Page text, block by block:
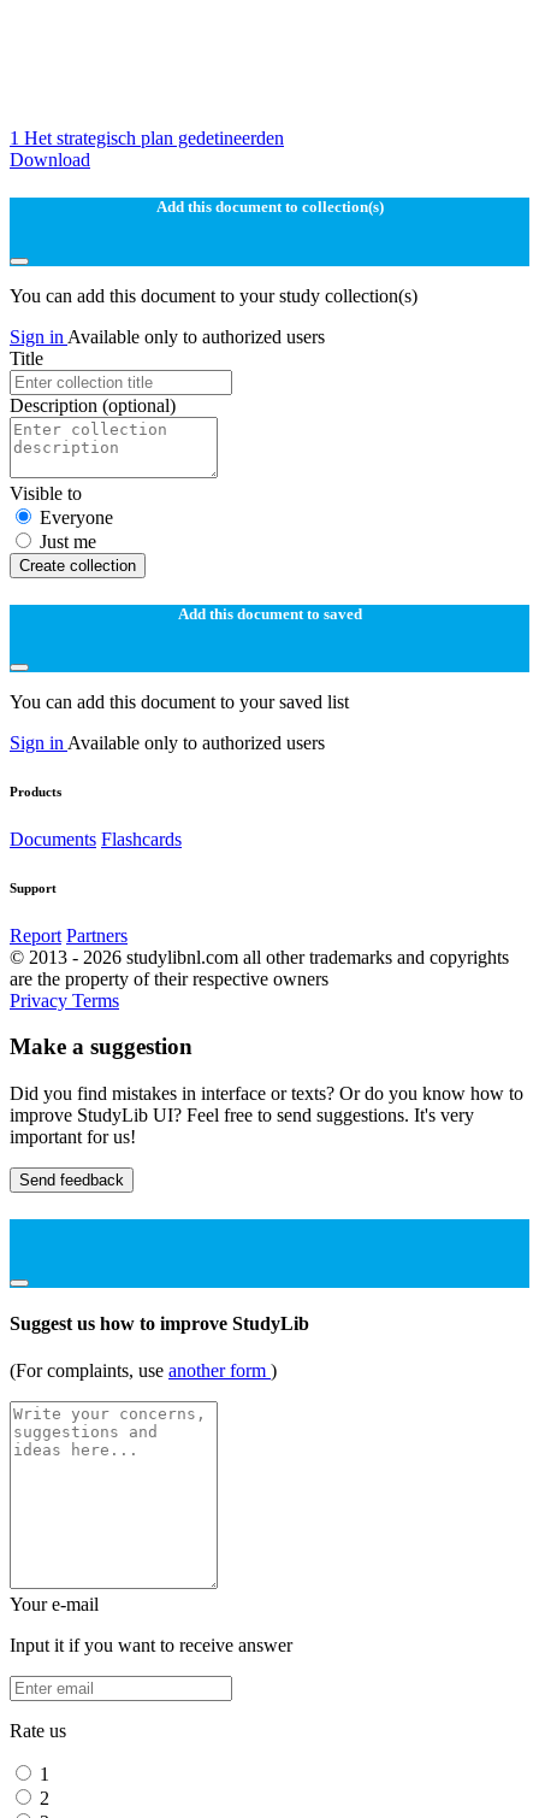
1 Het strategisch plan gedetineerden
Download
Add this document to collection(s)
You can add this document to your study collection(s)
Sign in Available only to authorized users
Title
Description (optional)
Visible to
Everyone
Just me
Create collection
Add this document to saved
You can add this document to your saved list
Sign in Available only to authorized users
Products
Documents Flashcards
Support
Report Partners
© 2013 - 2026 studylibnl.com all other trademarks and copyrights
are the property of their respective owners
Privacy Terms
Make a suggestion
Did you find mistakes in interface or texts? Or do you know how to
improve StudyLib UI? Feel free to send suggestions. It's very
important for us!
Send feedback
Suggest us how to improve StudyLib
(For complaints, use another form )
Your e-mail
Input it if you want to receive answer
Rate us
1
2